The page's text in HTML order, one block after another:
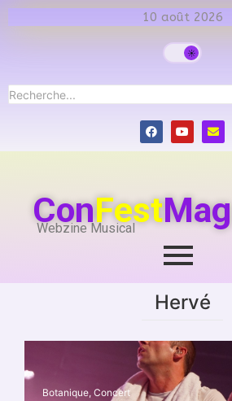
10 août 2026
ConFestMag
Webzine Musical
Hervé
Botanique, Concert